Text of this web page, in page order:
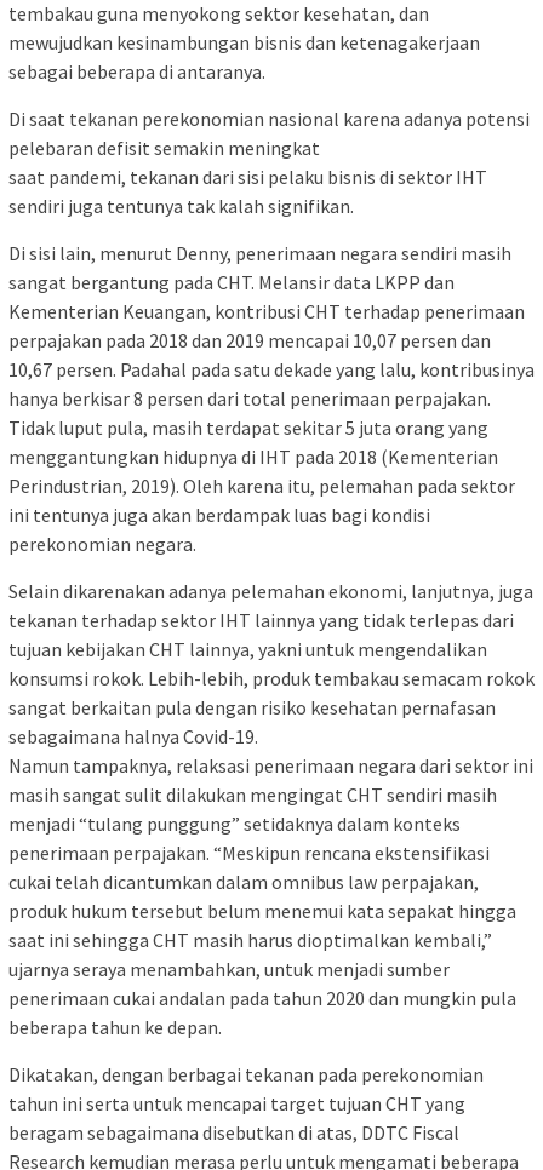
tembakau guna menyokong sektor kesehatan, dan
mewujudkan kesinambungan bisnis dan ketenagakerjaan
sebagai beberapa di antaranya.
Di saat tekanan perekonomian nasional karena adanya potensi
pelebaran defisit semakin meningkat
saat pandemi, tekanan dari sisi pelaku bisnis di sektor IHT
sendiri juga tentunya tak kalah signifikan.
Di sisi lain, menurut Denny, penerimaan negara sendiri masih
sangat bergantung pada CHT. Melansir data LKPP dan
Kementerian Keuangan, kontribusi CHT terhadap penerimaan
perpajakan pada 2018 dan 2019 mencapai 10,07 persen dan
10,67 persen. Padahal pada satu dekade yang lalu, kontribusinya
hanya berkisar 8 persen dari total penerimaan perpajakan.
Tidak luput pula, masih terdapat sekitar 5 juta orang yang
menggantungkan hidupnya di IHT pada 2018 (Kementerian
Perindustrian, 2019). Oleh karena itu, pelemahan pada sektor
ini tentunya juga akan berdampak luas bagi kondisi
perekonomian negara.
Selain dikarenakan adanya pelemahan ekonomi, lanjutnya, juga
tekanan terhadap sektor IHT lainnya yang tidak terlepas dari
tujuan kebijakan CHT lainnya, yakni untuk mengendalikan
konsumsi rokok. Lebih-lebih, produk tembakau semacam rokok
sangat berkaitan pula dengan risiko kesehatan pernafasan
sebagaimana halnya Covid-19.
Namun tampaknya, relaksasi penerimaan negara dari sektor ini
masih sangat sulit dilakukan mengingat CHT sendiri masih
menjadi “tulang punggung” setidaknya dalam konteks
penerimaan perpajakan. “Meskipun rencana ekstensifikasi
cukai telah dicantumkan dalam omnibus law perpajakan,
produk hukum tersebut belum menemui kata sepakat hingga
saat ini sehingga CHT masih harus dioptimalkan kembali,”
ujarnya seraya menambahkan, untuk menjadi sumber
penerimaan cukai andalan pada tahun 2020 dan mungkin pula
beberapa tahun ke depan.
Dikatakan, dengan berbagai tekanan pada perekonomian
tahun ini serta untuk mencapai target tujuan CHT yang
beragam sebagaimana disebutkan di atas, DDTC Fiscal
Research kemudian merasa perlu untuk mengamati beberapa